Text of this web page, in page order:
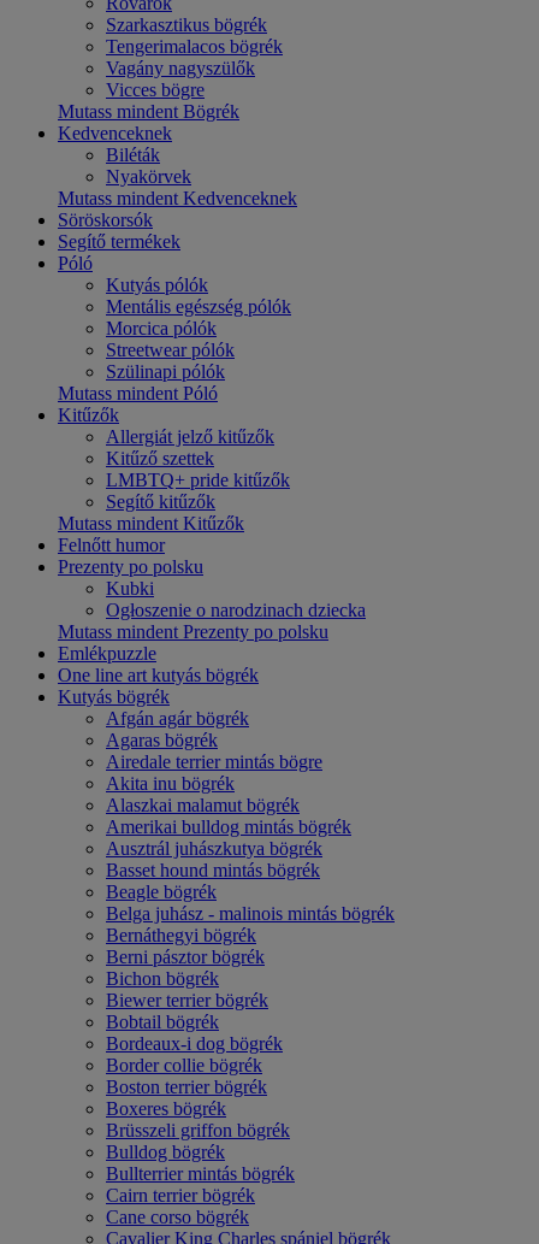
Szarkasztikus bögrék
Tengerimalacos bögrék
Vagány nagyszülők
Vicces bögre
Mutass mindent Bögrék
Kedvenceknek
Biléták
Nyakörvek
Mutass mindent Kedvenceknek
Söröskorsók
Segítő termékek
Póló
Kutyás pólók
Mentális egészség pólók
Morcica pólók
Streetwear pólók
Szülinapi pólók
Mutass mindent Póló
Kitűzők
Allergiát jelző kitűzők
Kitűző szettek
LMBTQ+ pride kitűzők
Segítő kitűzők
Mutass mindent Kitűzők
Felnőtt humor
Prezenty po polsku
Kubki
Ogłoszenie o narodzinach dziecka
Mutass mindent Prezenty po polsku
Emlékpuzzle
One line art kutyás bögrék
Kutyás bögrék
Afgán agár bögrék
Agaras bögrék
Airedale terrier mintás bögre
Akita inu bögrék
Alaszkai malamut bögrék
Amerikai bulldog mintás bögrék
Ausztrál juhászkutya bögrék
Basset hound mintás bögrék
Beagle bögrék
Belga juhász - malinois mintás bögrék
Bernáthegyi bögrék
Berni pásztor bögrék
Bichon bögrék
Biewer terrier bögrék
Bobtail bögrék
Bordeaux-i dog bögrék
Border collie bögrék
Boston terrier bögrék
Boxeres bögrék
Brüsszeli griffon bögrék
Bulldog bögrék
Bullterrier mintás bögrék
Cairn terrier bögrék
Cane corso bögrék
Cavalier King Charles spániel bögrék